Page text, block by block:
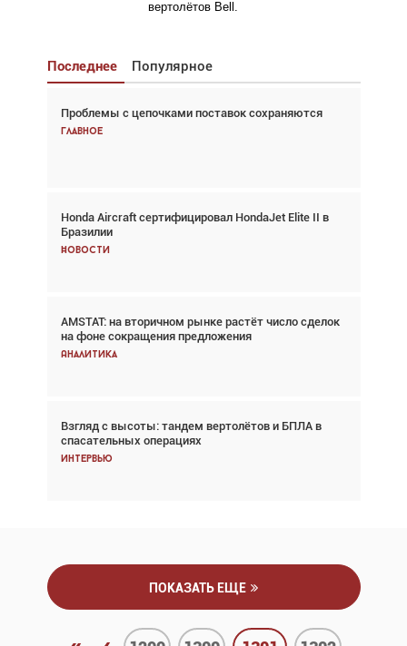
вертолётов Bell.
Последнее Популярное
Проблемы с цепочками поставок сохраняются
Главное
Honda Aircraft сертифицировал HondaJet Elite II в
Бразилии
Новости
AMSTAT: на вторичном рынке растёт число сделок
на фоне сокращения предложения
Аналитика
Взгляд с высоты: тандем вертолётов и БПЛА в
спасательных операциях
Интервью
Взгляд с высоты: тандем вертолётов и БПЛА в
спасательных операциях
Авиационный фотограф Дэйв Кох: «Фотография
говорит сама за себя... а ИИ всё портит»
Новости
Проблемы с цепочками поставок сохраняются
Аналитика
Частный самолёт – это актив. Подходите к
покупке соответствующим образом
Интервью
ПОКАЗАТЬ ЕЩЕ